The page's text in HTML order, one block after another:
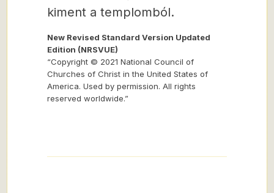
kiment a templomból.
New Revised Standard Version Updated
Edition (NRSVUE)
“Copyright © 2021 National Council of
Churches of Christ in the United States of
America. Used by permission. All rights
reserved worldwide.”